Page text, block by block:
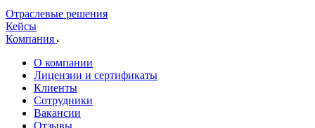
Отраслевые решения
Кейсы
Компания
О компании
Лицензии и сертификаты
Клиенты
Сотрудники
Вакансии
Отзывы